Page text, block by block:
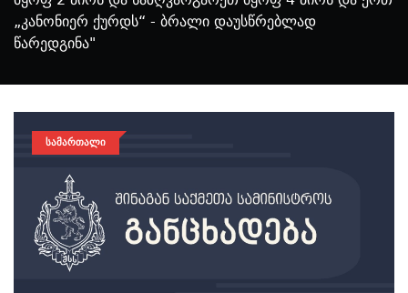
„კანონიერ ქურდს“ - ბრალი დაუსწრებლად
წარედგინა"
ᲡᲐᲛᲐᲠᲗᲐᲚᲘ